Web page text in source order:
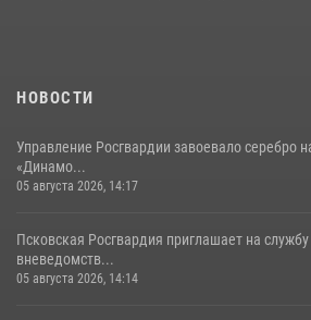
22 июля 2026, 10:19
НОВОСТИ
Управление Росгвардии завоевало серебро
«Динамо...
05 августа 2026, 14:17
Псковская Росгвардия приглашает на
вневедомств...
05 августа 2026, 14:14